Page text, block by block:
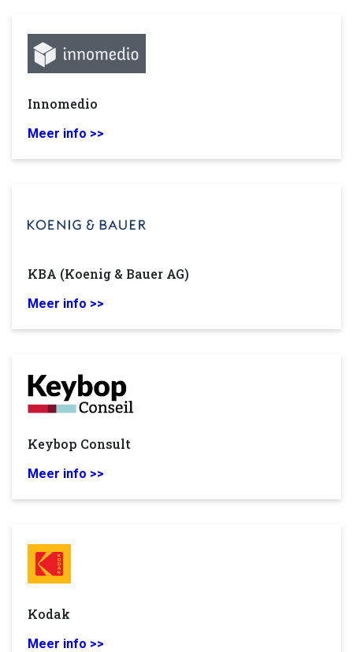
Innomedio
Meer info >>
KBA (Koenig & Bauer AG)
Meer info >>
Keybop Consult
Meer info >>
Kodak
Meer info >>